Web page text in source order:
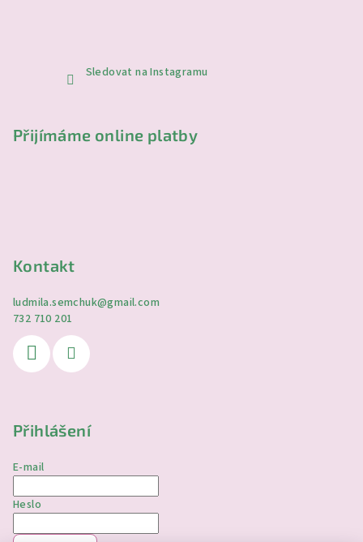
Sledovat na Instagramu
Přijímáme online platby
Kontakt
ludmila.semchuk@gmail.com
732 710 201
Přihlášení
E-mail
Heslo